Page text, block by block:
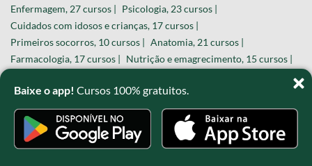
Baixe o app! Cursos 100% gratuitos.
Enfermagem, 27 cursos | Psicologia, 23 cursos |
Cuidados com idosos e crianças, 17 cursos |
Primeiros socorros, 10 cursos | Anatomia, 21 cursos |
Farmacologia, 17 cursos | Nutrição e emagrecimento, 15 cursos |
Saúde pública e Legislação, 5 cursos | Fisioterapia, 8 cursos |
Biomedicina, 2 cursos |
Educação Básica, ENEM e Vestibulares 211 cursos